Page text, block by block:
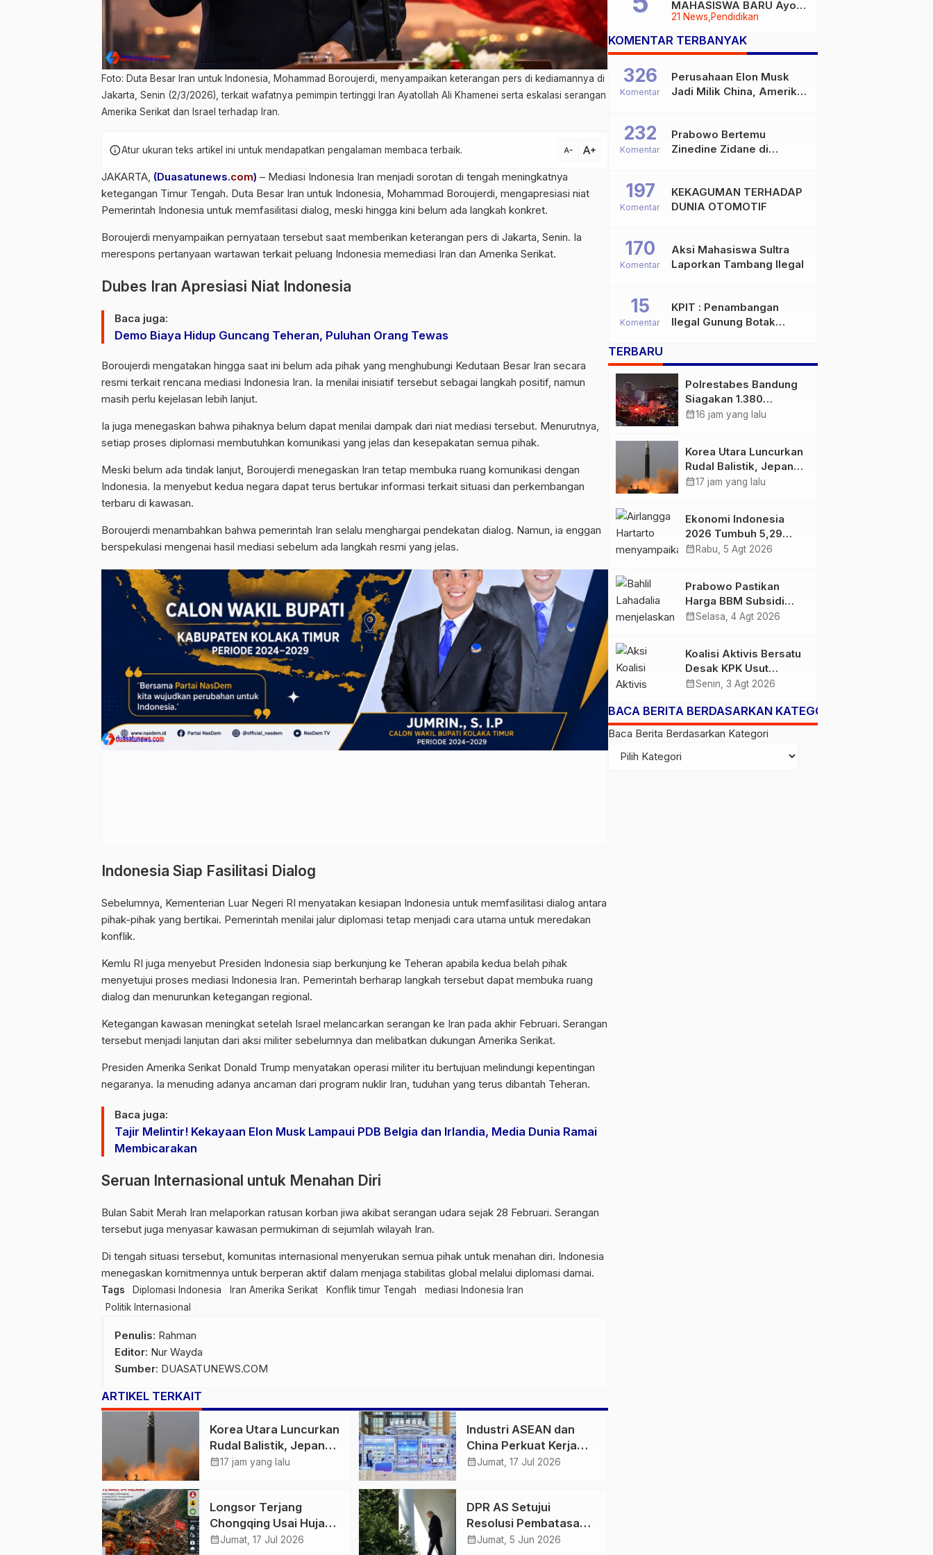
Foto: Duta Besar Iran untuk Indonesia, Mohammad Boroujerdi, menyampaikan keterangan pers di kediamannya di
Jakarta, Senin (2/3/2026), terkait wafatnya pemimpin tertinggi Iran Ayatollah Ali Khamenei serta eskalasi serangan
Amerika Serikat dan Israel terhadap Iran.
infoAtur ukuran teks artikel ini untuk mendapatkan pengalaman membaca terbaik. text_decrease text_increase
JAKARTA, (Duasatunews.com) – Mediasi Indonesia Iran menjadi sorotan di tengah meningkatnya
ketegangan Timur Tengah. Duta Besar Iran untuk Indonesia, Mohammad Boroujerdi, mengapresiasi niat
Pemerintah Indonesia untuk memfasilitasi dialog, meski hingga kini belum ada langkah konkret.
Boroujerdi menyampaikan pernyataan tersebut saat memberikan keterangan pers di Jakarta, Senin. Ia
merespons pertanyaan wartawan terkait peluang Indonesia memediasi Iran dan Amerika Serikat.
Dubes Iran Apresiasi Niat Indonesia
Baca juga:
Demo Biaya Hidup Guncang Teheran, Puluhan Orang Tewas
Boroujerdi mengatakan hingga saat ini belum ada pihak yang menghubungi Kedutaan Besar Iran secara
resmi terkait rencana mediasi Indonesia Iran. Ia menilai inisiatif tersebut sebagai langkah positif, namun
masih perlu kejelasan lebih lanjut.
Ia juga menegaskan bahwa pihaknya belum dapat menilai dampak dari niat mediasi tersebut. Menurutnya,
setiap proses diplomasi membutuhkan komunikasi yang jelas dan kesepakatan semua pihak.
Meski belum ada tindak lanjut, Boroujerdi menegaskan Iran tetap membuka ruang komunikasi dengan
Indonesia. Ia menyebut kedua negara dapat terus bertukar informasi terkait situasi dan perkembangan
terbaru di kawasan.
Boroujerdi menambahkan bahwa pemerintah Iran selalu menghargai pendekatan dialog. Namun, ia enggan
berspekulasi mengenai hasil mediasi sebelum ada langkah resmi yang jelas.
Indonesia Siap Fasilitasi Dialog
Sebelumnya, Kementerian Luar Negeri RI menyatakan kesiapan Indonesia untuk memfasilitasi dialog antara
pihak-pihak yang bertikai. Pemerintah menilai jalur diplomasi tetap menjadi cara utama untuk meredakan
konflik.
Kemlu RI juga menyebut Presiden Indonesia siap berkunjung ke Teheran apabila kedua belah pihak
menyetujui proses mediasi Indonesia Iran. Pemerintah berharap langkah tersebut dapat membuka ruang
dialog dan menurunkan ketegangan regional.
Ketegangan kawasan meningkat setelah Israel melancarkan serangan ke Iran pada akhir Februari. Serangan
tersebut menjadi lanjutan dari aksi militer sebelumnya dan melibatkan dukungan Amerika Serikat.
Presiden Amerika Serikat Donald Trump menyatakan operasi militer itu bertujuan melindungi kepentingan
negaranya. Ia menuding adanya ancaman dari program nuklir Iran, tuduhan yang terus dibantah Teheran.
Baca juga:
Tajir Melintir! Kekayaan Elon Musk Lampaui PDB Belgia dan Irlandia, Media Dunia Ramai
Membicarakan
Seruan Internasional untuk Menahan Diri
Bulan Sabit Merah Iran melaporkan ratusan korban jiwa akibat serangan udara sejak 28 Februari. Serangan
tersebut juga menyasar kawasan permukiman di sejumlah wilayah Iran.
Di tengah situasi tersebut, komunitas internasional menyerukan semua pihak untuk menahan diri. Indonesia
menegaskan komitmennya untuk berperan aktif dalam menjaga stabilitas global melalui diplomasi damai.
Tags Diplomasi Indonesia Iran Amerika Serikat Konflik timur Tengah
mediasi Indonesia Iran
Politik Internasional
Penulis: Rahman
Editor: Nur Wayda
Sumber: DUASATUNEWS.COM
ARTIKEL TERKAIT
Korea Utara Luncurkan
Rudal Balistik, Jepang
Pastikan Wilayahnya
calendar_month17 jam yang lalu
Industri ASEAN dan
China Perkuat Kerja
Sama Bernilai Tambah,
calendar_monthJumat, 17 Jul 2026
Longsor Terjang
Chongqing Usai Hujan
Lebat, 8 Tewas dan 34
calendar_monthJumat, 17 Jul 2026
DPR AS Setujui
Resolusi Pembatasan
Aksi Militer ke Iran,
calendar_monthJumat, 5 Jun 2026
21 News Pendidikan
MAHASISWA BARU Ayoo
Buruan
KOMENTAR TERBANYAK
Perusahaan Elon Musk
Jadi Milik China, Amerika
326
Komentar
Prabowo Bertemu
Zinedine Zidane di
232
Komentar
KEKAGUMAN TERHADAP
DUNIA OTOMOTIF
197
Komentar
Aksi Mahasiswa Sultra
Laporkan Tambang Ilegal
170
Komentar
KPIT : Penambangan
Ilegal Gunung Botak
Serius terhadap Masa
Depan Pulau Buru
15
Komentar
TERBARU
Polrestabes Bandung
Siagakan 1.380
Personel Antisipasi
calendar_month16 jam yang lalu
Korea Utara Luncurkan
Rudal Balistik, Jepang
Pastikan Wilayahnya
calendar_month17 jam yang lalu
Ekonomi Indonesia
2026 Tumbuh 5,29
Persen, Airlangga
Global
calendar_month Rabu, 5 Agt 2026
Prabowo Pastikan
Harga BBM Subsidi
Tetap, BBM Non-
calendar_monthSelasa, 4 Agt 2026
Koalisi Aktivis Bersatu
Desak KPK Usut
Dugaan Kolusi Proyek
Sejumlah Pejabat dan
PT Arafah Alam
Sejahtera Diminta
calendar_monthSenin, 3 Agt 2026
BACA BERITA BERDASARKAN KATEGORI
Baca Berita Berdasarkan Kategori